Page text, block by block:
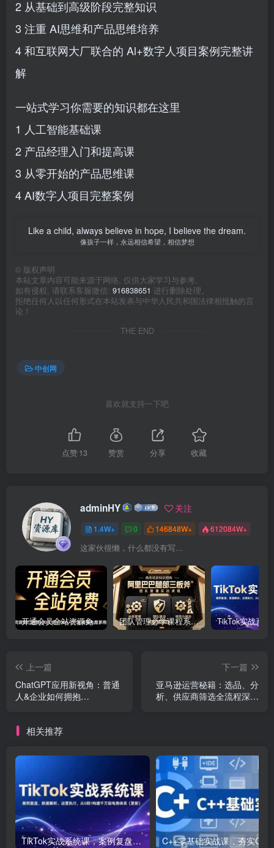
2 从基础到高级阶段完整知识
3 注重 AI思维和产品思维培养
4 和互联网大厂联合的 Al+数字人项目案例完整讲
解
一站式学习你需要的知识都在这里
1 人工智能基础课
2 产品经理入门和提高课
3 从零开始的产品思维课
4 AI数字人项目完整案例
Like a child, always believe in hope, I believe the dream.
像孩子一样，永远相信希望，相信梦想
© 版权声明
本站文章内容可能来源于网络, 仅供大家学习与参考,
如有侵权, 请联系客服微信: 916838651 进行删除处理。
拒绝任何人以任何形式在本站发表与中华人民共和国法律相抵触的言
论！
THE END
中创网
喜欢就支持一下吧
点赞13 赞赏 分享 收藏
adminHY 关注
1.4W+ 0 146848W+ 612084W+
这家伙很懒，什么都没有写...
开通会员全站资源免费下载 开通VIP会员 HY资源库 团队管理必学课程系列，阿里巴巴“腿部三板斧”
上一篇
ChatGPT应用新视角：普通
人&企业如何拥抱
下一篇
亚马逊运营秘籍：选品、分
析、供应商筛选全流程深度
相关推荐
TikTok实战系统课，案例复盘、数据解析、运营执行，从0到1构建千万级电商体系（更新）